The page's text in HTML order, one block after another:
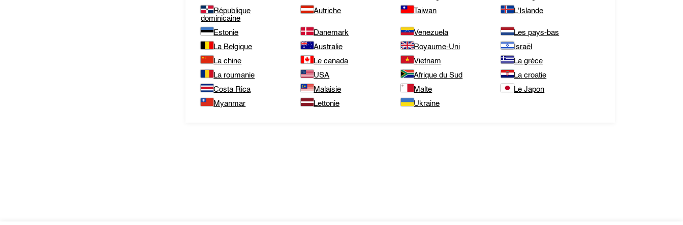
République
dominicaine
Autriche Taiwan L'Islande
Estonie Danemark Venezuela
Les pays-bas
La Belgique
Australie Royaume-Uni
Israël
La chine
Le canada Vietnam
La grèce
La roumanie
USA Afrique du Sud
La croatie
Costa Rica
Malaisie Malte
Le Japon
Myanmar
Lettonie Ukraine